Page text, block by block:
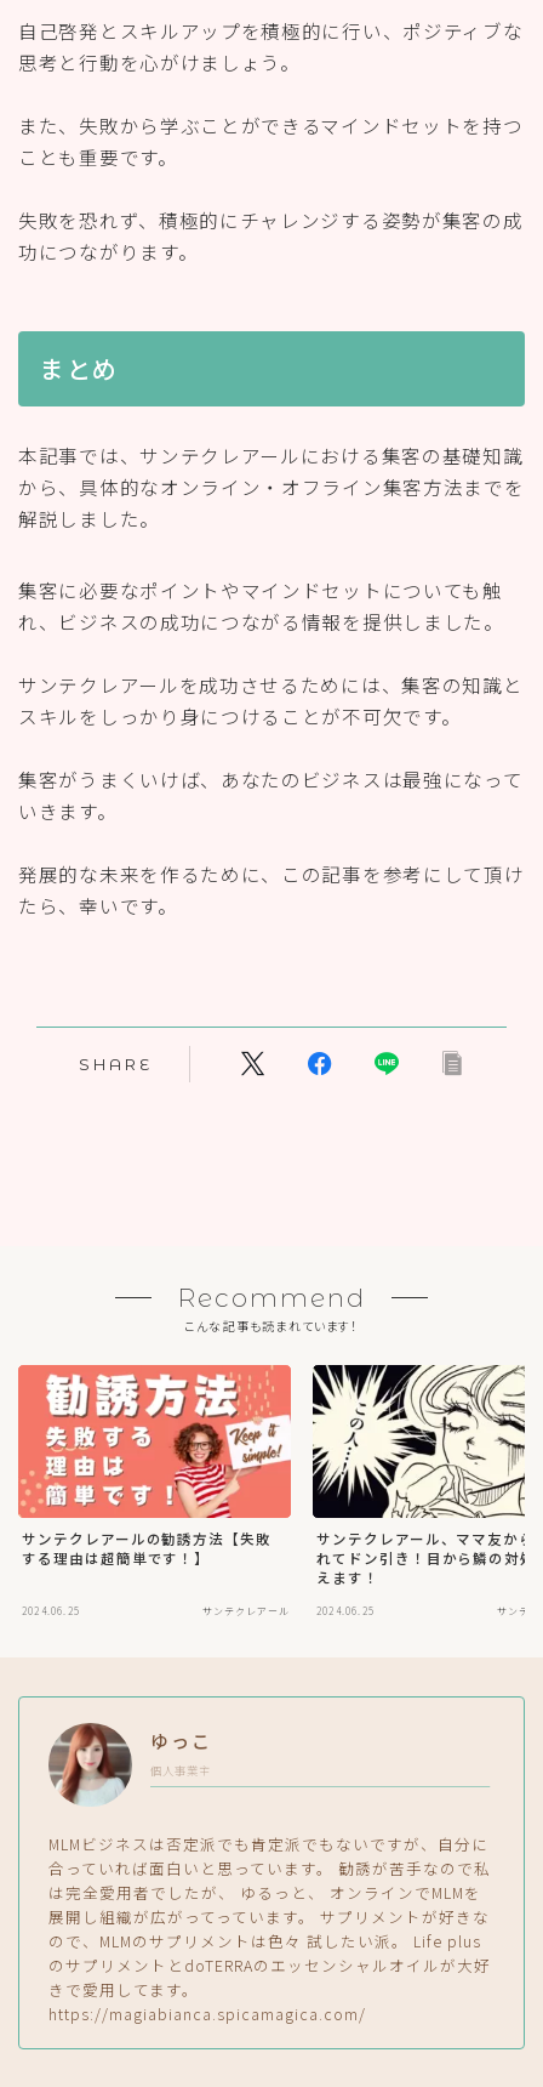
自己啓発とスキルアップを積極的に行い、ポジティブな
思考と行動を心がけましょう。
また、失敗から学ぶことができるマインドセットを持つ
ことも重要です。
失敗を恐れず、積極的にチャレンジする姿勢が集客の成
功につながります。
まとめ
本記事では、サンテクレアールにおける集客の基礎知識
から、具体的なオンライン・オフライン集客方法までを
解説しました。
集客に必要なポイントやマインドセットについても触
れ、ビジネスの成功につながる情報を提供しました。
サンテクレアールを成功させるためには、集客の知識と
スキルをしっかり身につけることが不可欠です。
集客がうまくいけば、あなたのビジネスは最強になって
いきます。
発展的な未来を作るために、この記事を参考にして頂け
たら、幸いです。
SHARE
Recommend
こんな記事も読まれています！
サンテクレアールの勧誘方法【失敗
する理由は超簡単です！】
2024.06.25 サンテクレアール
サンテクレアール、ママ友から
れてドン引き！目から鱗の対処
えます！
2024.06.25 サンテク
ゆっこ
個人事業主
MLMビジネスは否定派でも肯定派でもないですが、自分に
合っていれば面白いと思っています。 勧誘が苦手なので私
は完全愛用者でしたが、 ゆるっと、 オンラインでMLMを
展開し組織が広がってっています。 サプリメントが好きな
ので、MLMのサプリメントは色々 試したい派。 Life plus
のサプリメントとdoTERRAのエッセンシャルオイルが大好
きで愛用してます。
https://magiabianca.spicamagica.com/